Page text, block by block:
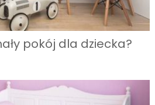
pokój dla dziecka?